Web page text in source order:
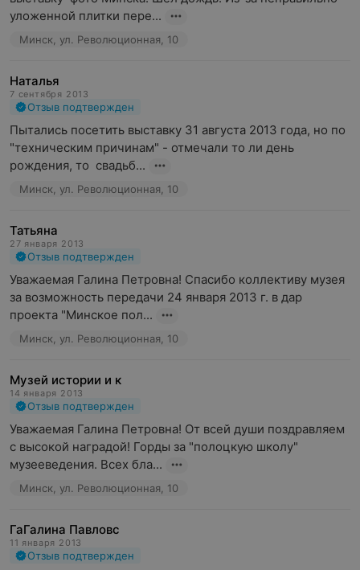
уложенной плитки пере...
Минск, ул. Революционная, 10
Наталья
7 сентября 2013
Отзыв подтвержден
Пытались посетить выставку 31 августа 2013 года, но по
"техническим причинам" - отмечали то ли день
рождения, то  свадьб...
Минск, ул. Революционная, 10
Татьяна
27 января 2013
Отзыв подтвержден
Уважаемая Галина Петровна! Спасибо коллективу музея
за возможность передачи 24 января 2013 г. в дар
проекта "Минское пол...
Минск, ул. Революционная, 10
Музей истории и к
14 января 2013
Отзыв подтвержден
Уважаемая Галина Петровна! От всей души поздравляем
с высокой наградой! Горды за "полоцкую школу"
музееведения. Всех бла...
Минск, ул. Революционная, 10
ГаГалина Павловс
11 января 2013
Отзыв подтвержден